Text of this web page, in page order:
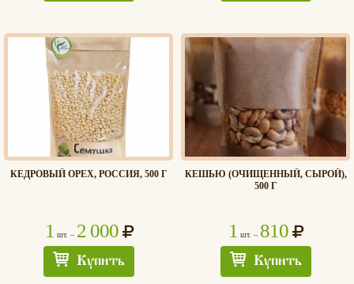
КЕДРОВЫЙ ОРЕХ, РОССИЯ, 500 Г
1 шт. – 2 000
Купить
КЕШЬЮ (ОЧИЩЕННЫЙ, СЫРОЙ),
500 Г
1 шт. – 810
Купить